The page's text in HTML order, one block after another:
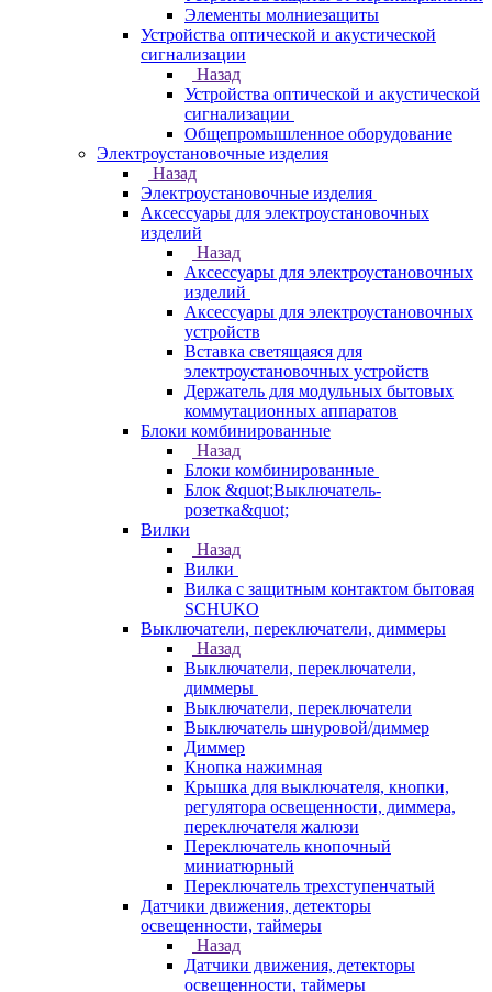
Элементы молниезащиты
Устройства оптической и акустической
сигнализации
Назад
Устройства оптической и акустической
сигнализации
Общепромышленное оборудование
Электроустановочные изделия
Назад
Электроустановочные изделия
Аксессуары для электроустановочных
изделий
Назад
Аксессуары для электроустановочных
изделий
Аксессуары для электроустановочных
устройств
Вставка светящаяся для
электроустановочных устройств
Держатель для модульных бытовых
коммутационных аппаратов
Блоки комбинированные
Назад
Блоки комбинированные
Блок &quot;Выключатель-
розетка&quot;
Вилки
Назад
Вилки
Вилка с защитным контактом бытовая
SCHUKO
Выключатели, переключатели, диммеры
Назад
Выключатели, переключатели,
диммеры
Выключатели, переключатели
Выключатель шнуровой/диммер
Диммер
Кнопка нажимная
Крышка для выключателя, кнопки,
регулятора освещенности, диммера,
переключателя жалюзи
Переключатель кнопочный
миниатюрный
Переключатель трехступенчатый
Датчики движения, детекторы
освещенности, таймеры
Назад
Датчики движения, детекторы
освещенности, таймеры